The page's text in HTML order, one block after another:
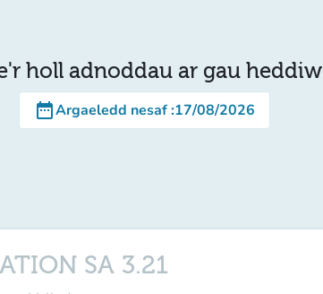
holl adnoddau ar gau heddiw
date_rangeArgaeledd nesaf:17/08/2026
SA 3.21